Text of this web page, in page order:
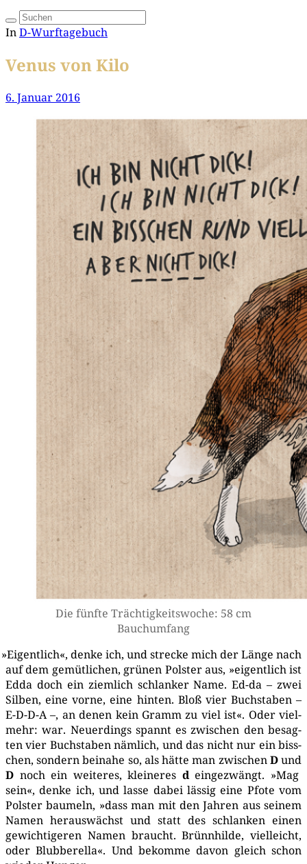
InD-Wurftagebuch
Venus von Kilo
6. Januar 2016
Die fünf­te Träch­tig­keits­wo­che: 58 cm
Bauchumfang
»Eigent­lich«, den­ke ich, und stre­cke mich der Län­ge nach
auf dem gemüt­li­chen, grü­nen Pols­ter aus, »eigent­lich ist
Edda doch ein ziem­lich schlan­ker Name. Ed-da – zwei
Sil­ben, eine vor­ne, eine hin­ten. Bloß vier Buch­sta­ben –
E-D-D-A –, an denen kein Gramm zu viel ist«. Oder viel­
mehr: war. Neu­er­dings spannt es zwi­schen den besag­
ten vier Buch­sta­ben näm­lich, und das nicht nur ein biss­
chen, son­dern bei­na­he so, als hät­te man zwi­schenDund
D noch ein wei­te­res, klei­ne­res dein­ge­zwängt. »Mag
sein«, den­ke ich, und las­se dabei läs­sig eine Pfo­te vom
Pols­ter bau­meln, »dass man mit den Jah­ren aus sei­nem
Namen her­aus­wächst und statt des schlan­ken einen
gewich­ti­ge­ren Namen braucht. Brünn­hil­de, viel­leicht,
oder Blub­be­r­el­la«. Und bekom­me davon gleich schon